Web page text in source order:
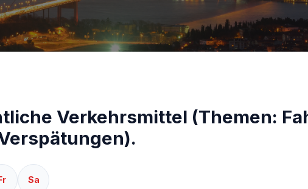
Verkehrsmittel (Themen:
Sa